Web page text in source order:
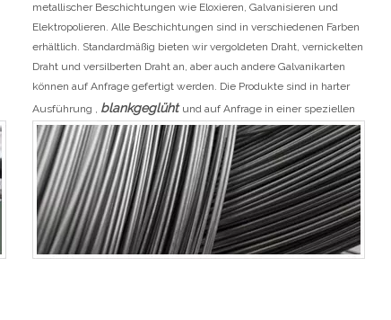
metallischer Beschichtungen wie Eloxieren, Galvanisieren und
Elektropolieren. Alle Beschichtungen sind in verschiedenen Farben
erhältlich. Standardmäßig bieten wir vergoldeten Draht, vernickelten
Draht und versilberten Draht an, aber auch andere Galvanikarten
können auf Anfrage gefertigt werden. Die Produkte sind in harter
Ausführung , blankgeglüht und auf Anfrage in einer speziellen
Vergütungsausführung erhältlich.